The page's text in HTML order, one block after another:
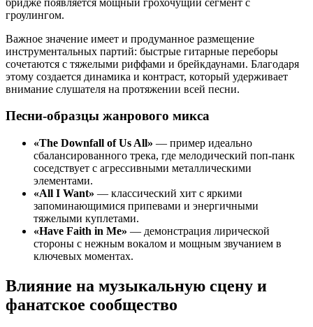
гроулингом.
Важное значение имеет и продуманное размещение
инструментальных партий: быстрые гитарные переборы
сочетаются с тяжелыми риффами и брейкдаунами. Благодаря
этому создается динамика и контраст, который удерживает
внимание слушателя на протяжении всей песни.
Песни-образцы жанрового микса
«The Downfall of Us All» — пример идеально
сбалансированного трека, где мелодический поп-панк
соседствует с агрессивными металлическими
элементами.
«All I Want» — классический хит с яркими
запоминающимися припевами и энергичными
тяжелыми куплетами.
«Have Faith in Me» — демонстрация лирической
стороны с нежным вокалом и мощным звучанием в
ключевых моментах.
Влияние на музыкальную сцену и
фанатское сообщество